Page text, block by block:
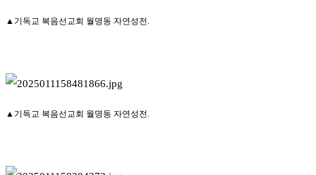
▲기독교 복음선교회 월명동 자연성전.
▲기독교 복음선교회 월명동 자연성전.